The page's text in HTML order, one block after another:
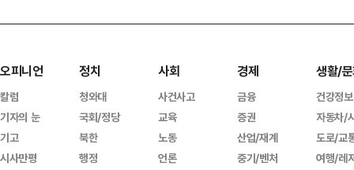
오피니언
칼럼
기자의 눈
기고
시사만평
정치
청와대
국회/정당
북한
행정
사회
사건사고
교육
노동
언론
경제
금융
증권
산업/재계
중기/벤처
생활/
건강정보
자동차/
도로/교
여행/레